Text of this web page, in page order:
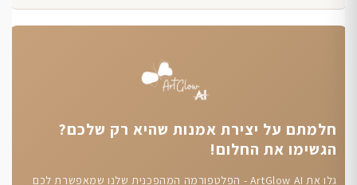
חלמתם על יצירת אמנות שהיא רק שלכם?
הגשימו את החלום!
גלו את ArtGlow AI - הפלטפורמה המהפכנית שלנו שמאפשרת לכם